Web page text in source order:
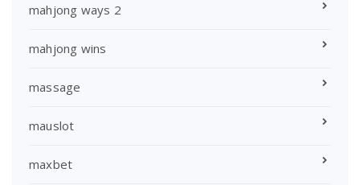
mahjong ways 2
mahjong wins
massage
mauslot
maxbet